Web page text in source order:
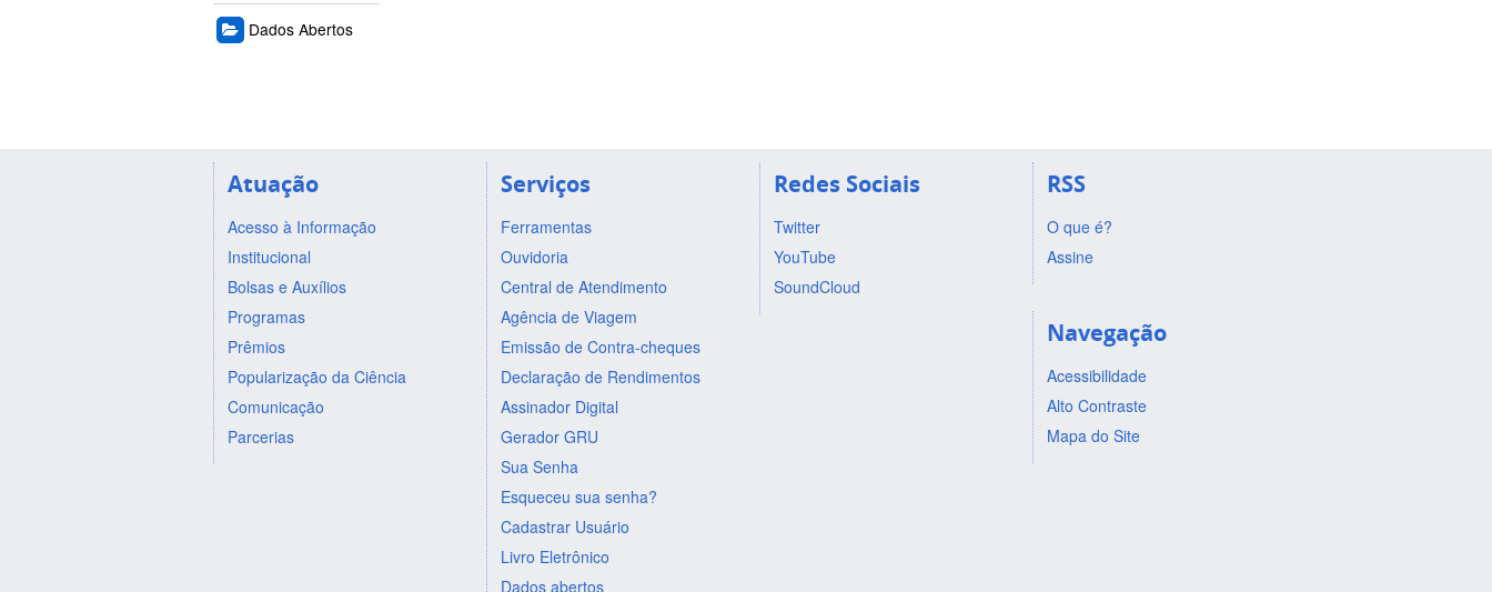
Dados Abertos
Atuação
Acesso à Informação
Institucional
Bolsas e Auxílios
Programas
Prêmios
Popularização da Ciência
Comunicação
Parcerias
Serviços
Ferramentas
Ouvidoria
Central de Atendimento
Agência de Viagem
Emissão de Contra-cheques
Declaração de Rendimentos
Assinador Digital
Gerador GRU
Sua Senha
Esqueceu sua senha?
Cadastrar Usuário
Livro Eletrônico
Dados abertos
Redes Sociais
Twitter
YouTube
SoundCloud
RSS
O que é?
Assine
Navegação
Acessibilidade
Alto Contraste
Mapa do Site